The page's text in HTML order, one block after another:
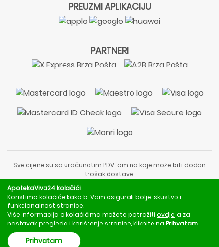
PREUZMI APLIKACIJU
PARTNERI
Sve cijene su sa uračunatim PDV-om na koje može biti dodan
trošak dostave.
liječnički pregled ili savjet farmaceuta.
Za obavijesti o mjerama opreza, rizicima i nuspojavama
obratite se svom liječniku ili farmaceutu.
Copyright © 2020 - 2026 | ApotekaViva24 | Sva prava zadržava
ApotekaViva24 kolačići
Koristimo kolačiće kako bi Vam osigurali bolje iskustvo i
funkcionalnost stranice.
Više informacija o kolačićima možete potražiti ovdje , a za
nastavak pregleda i korištenje stranice, kliknite na Prihvatam.
Prihvatam